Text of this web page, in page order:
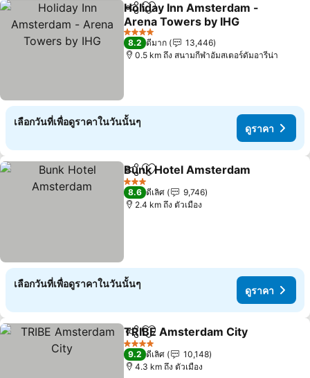
แชร์ เพิ่มในรายการโปรด
Holiday Inn Amsterdam -
Arena Towers by IHG
4 ดาว
8.2 ดีมาก
13,446
0.5 km ถึง สนามกีฬาอัมสเตอร์ดัมอารีน่า
เลือกวันที่เพื่อดูราคาในวันนั้นๆ
ดูราคา
แชร์ เพิ่มในรายการโปรด
Bunk Hotel Amsterdam
3 ดาว
8.6 ดีเลิศ
9,746
2.4 km ถึง ตัวเมือง
เลือกวันที่เพื่อดูราคาในวันนั้นๆ
ดูราคา
แชร์ เพิ่มในรายการโปรด
TRIBE Amsterdam City
4 ดาว
9.2 ดีเลิศ
10,148
4.3 km ถึง ตัวเมือง